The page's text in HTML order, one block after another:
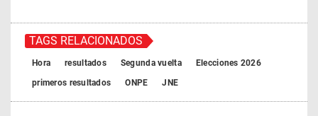
TAGS RELACIONADOS
Hora resultados Segunda vuelta
Elecciones 2026
primeros resultados
ONPE JNE